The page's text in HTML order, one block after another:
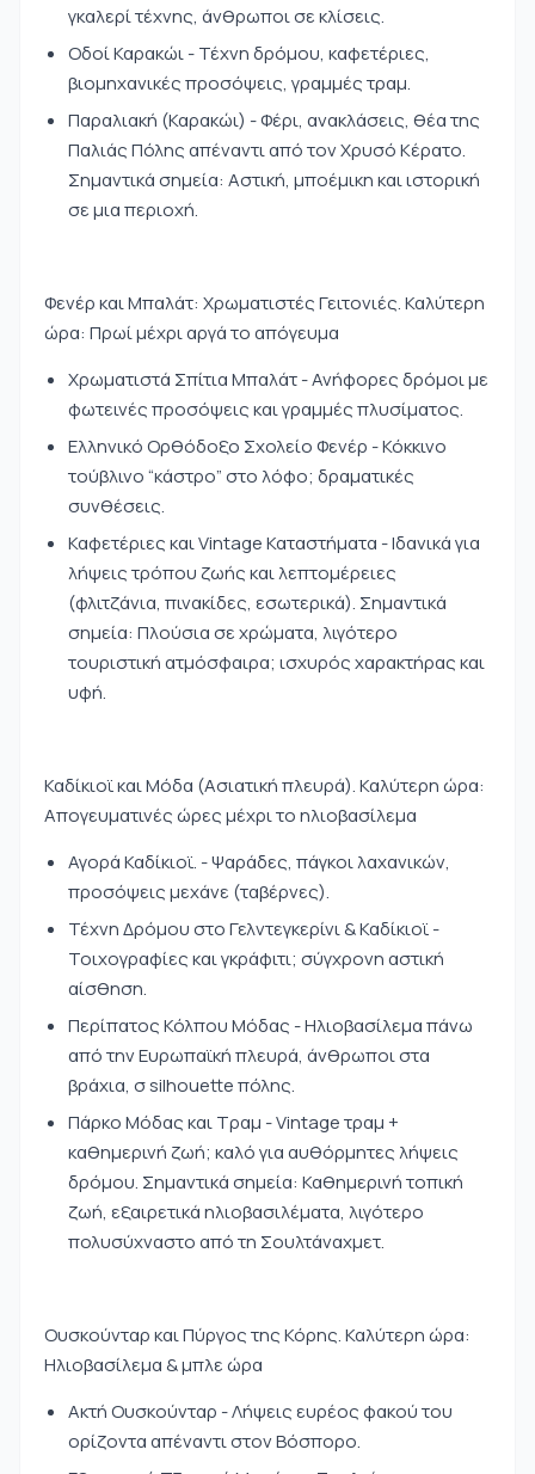
γκαλερί τέχνης, άνθρωποι σε κλίσεις.
Οδοί Καρακώι - Τέχνη δρόμου, καφετέριες,
βιομηχανικές προσόψεις, γραμμές τραμ.
Παραλιακή (Καρακώι) - Φέρι, ανακλάσεις, θέα της
Παλιάς Πόλης απέναντι από τον Χρυσό Κέρατο.
Σημαντικά σημεία: Αστική, μποέμικη και ιστορική
σε μια περιοχή.
Φενέρ και Μπαλάτ: Χρωματιστές Γειτονιές. Καλύτερη
ώρα: Πρωί μέχρι αργά το απόγευμα
Χρωματιστά Σπίτια Μπαλάτ - Ανήφορες δρόμοι με
φωτεινές προσόψεις και γραμμές πλυσίματος.
Ελληνικό Ορθόδοξο Σχολείο Φενέρ - Κόκκινο
τούβλινο “κάστρο” στο λόφο; δραματικές
συνθέσεις.
Καφετέριες και Vintage Καταστήματα - Ιδανικά για
λήψεις τρόπου ζωής και λεπτομέρειες
(φλιτζάνια, πινακίδες, εσωτερικά). Σημαντικά
σημεία: Πλούσια σε χρώματα, λιγότερο
τουριστική ατμόσφαιρα; ισχυρός χαρακτήρας και
υφή.
Καδίκιοϊ και Μόδα (Ασιατική πλευρά). Καλύτερη ώρα:
Απογευματινές ώρες μέχρι το ηλιοβασίλεμα
Αγορά Καδίκιοϊ. - Ψαράδες, πάγκοι λαχανικών,
προσόψεις μεχάνε (ταβέρνες).
Τέχνη Δρόμου στο Γελντεγκερίνι & Καδίκιοϊ -
Τοιχογραφίες και γκράφιτι; σύγχρονη αστική
αίσθηση.
Περίπατος Κόλπου Μόδας - Ηλιοβασίλεμα πάνω
από την Ευρωπαϊκή πλευρά, άνθρωποι στα
βράχια, σ silhouette πόλης.
Πάρκο Μόδας και Τραμ - Vintage τραμ +
καθημερινή ζωή; καλό για αυθόρμητες λήψεις
δρόμου. Σημαντικά σημεία: Καθημερινή τοπική
ζωή, εξαιρετικά ηλιοβασιλέματα, λιγότερο
πολυσύχναστο από τη Σουλτάναχμετ.
Ουσκούνταρ και Πύργος της Κόρης. Καλύτερη ώρα:
Ηλιοβασίλεμα & μπλε ώρα
Ακτή Ουσκούνταρ - Λήψεις ευρέος φακού του
ορίζοντα απέναντι στον Βόσπορο.